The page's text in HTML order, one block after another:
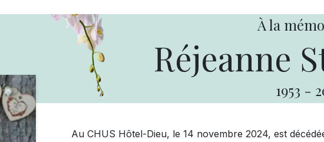
À la
Réjeanne
1953 -
Au CHUS Hôtel-Dieu, le 14 novembre 2024, est